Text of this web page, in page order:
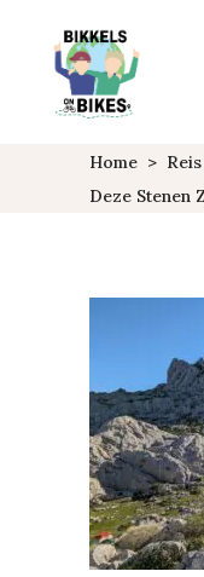
Home >
Deze Stenen